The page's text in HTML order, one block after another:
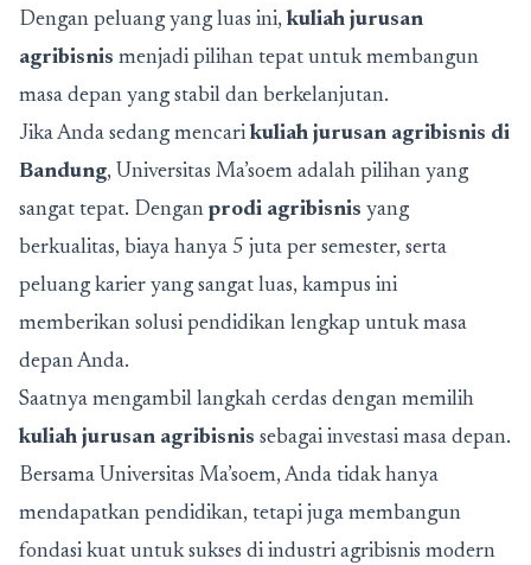
Dengan peluang yang luas ini, kuliah jurusan
agribisnis menjadi pilihan tepat untuk membangun
masa depan yang stabil dan berkelanjutan.
Jika Anda sedang mencari kuliah jurusan agribisnis di
Bandung, Universitas Ma’soem adalah pilihan yang
sangat tepat. Dengan prodi agribisnis yang
berkualitas, biaya hanya 5 juta per semester, serta
peluang karier yang sangat luas, kampus ini
memberikan solusi pendidikan lengkap untuk masa
depan Anda.
Saatnya mengambil langkah cerdas dengan memilih
kuliah jurusan agribisnis sebagai investasi masa depan.
Bersama Universitas Ma’soem, Anda tidak hanya
mendapatkan pendidikan, tetapi juga membangun
fondasi kuat untuk sukses di industri agribisnis modern